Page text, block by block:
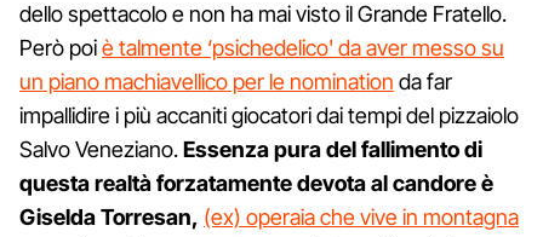
dello spettacolo e non ha mai visto il Grande Fratello.
Però poiè talmente ‘psichedelico' da aver messo su
un piano machiavellico per le nomination da far
impallidire i più accaniti giocatori dai tempi del pizzaiolo
Salvo Veneziano.Essenza pura del fallimento di
questa realtà forzatamente devota al candore è
Giselda Torresan, (ex) operaia che vive in montagna